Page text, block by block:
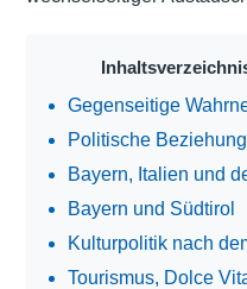
Gegenseitige
Politische
Bayern, Italien und
Bayern und Südtirol
Kulturpolitik nach
Tourismus, Dolce